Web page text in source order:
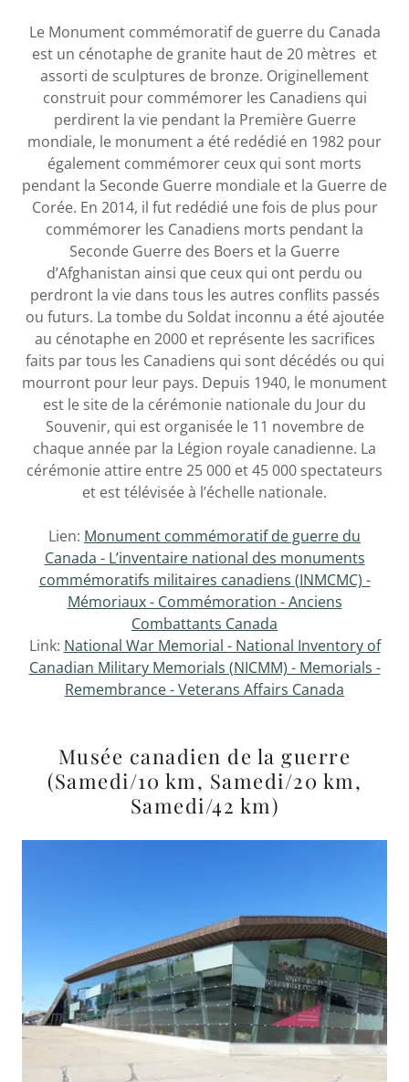
Le Monument commémoratif de guerre du Canada
est un cénotaphe de granite haut de 20 mètres et
assorti de sculptures de bronze. Originellement
construit pour commémorer les Canadiens qui
perdirent la vie pendant la Première Guerre
mondiale, le monument a été redédié en 1982 pour
également commémorer ceux qui sont morts
pendant la Seconde Guerre mondiale et la Guerre de
Corée. En 2014, il fut redédié une fois de plus pour
commémorer les Canadiens morts pendant la
Seconde Guerre des Boers et la Guerre
d’Afghanistan ainsi que ceux qui ont perdu ou
perdront la vie dans tous les autres conflits passés
ou futurs. La tombe du Soldat inconnu a été ajoutée
au cénotaphe en 2000 et représente les sacrifices
faits par tous les Canadiens qui sont décédés ou qui
mourront pour leur pays. Depuis 1940, le monument
est le site de la cérémonie nationale du Jour du
Souvenir, qui est organisée le 11 novembre de
chaque année par la Légion royale canadienne. La
cérémonie attire entre 25 000 et 45 000 spectateurs
et est télévisée à l’échelle nationale.
Lien: Monument commémoratif de guerre du
Canada - L’inventaire national des monuments
commémoratifs militaires canadiens (INMCMC) -
Mémoriaux - Commémoration - Anciens
Combattants Canada
Link: National War Memorial - National Inventory of
Canadian Military Memorials (NICMM) - Memorials -
Remembrance - Veterans Affairs Canada
Musée canadien de la guerre
(Samedi/10 km, Samedi/20 km,
Samedi/42 km)